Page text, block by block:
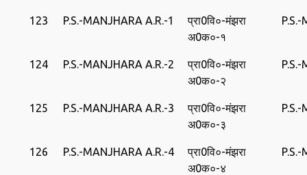
123 P.S.-MANJHARA A.R.-1
प्रा0वि०-मंझरा
अ0क०-१
124 P.S.-MANJHARA A.R.-2
प्रा0वि०-मंझरा
अ0क०-२
125 P.S.-MANJHARA A.R.-3
प्रा0वि०-मंझरा
अ0क०-३
126 P.S.-MANJHARA A.R.-4
प्रा0वि०-मंझरा
अ0क०-४